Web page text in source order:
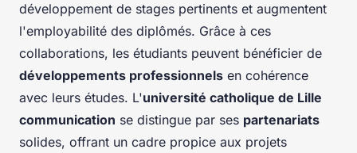
développement de stages pertinents et augmentent
l'employabilité des diplômés. Grâce à ces
collaborations, les étudiants peuvent bénéficier de
développements professionnels en cohérence
avec leurs études. L'université catholique de Lille
communication se distingue par ses partenariats
solides, offrant un cadre propice aux projets